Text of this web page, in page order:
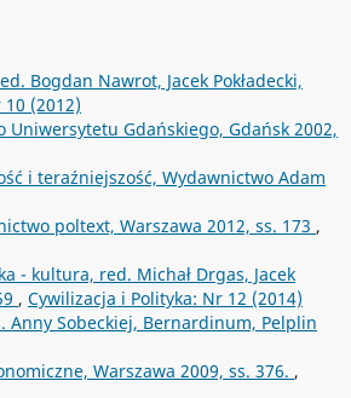
Bogdan Nawrot, Jacek Pokładecki,
(2012)
Gdańskiego, Gdańsk 2002,
i teraźniejszość, Wydawnictwo Adam
poltext, Warszawa 2012, ss. 173 ,
- kultura, red. Michał Drgas, Jacek
, Cywilizacja i Polityka: Nr 12 (2014)
Anny Sobeckiej, Bernardinum, Pelplin
Warszawa 2009, ss. 376. ,